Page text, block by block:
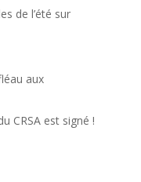
de l’été sur
aux
CRSA est signé !